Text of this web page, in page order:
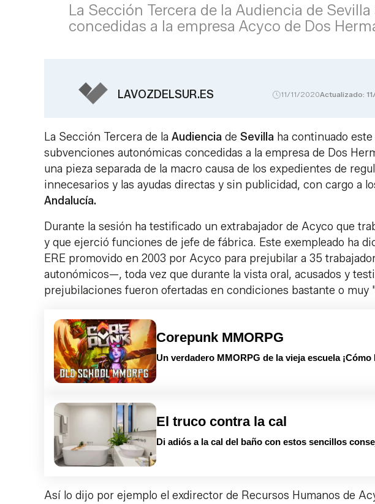
La Sección Tercera de la Audiencia de
concedidas a la empresa Acyco de Dos
LAVOZDELSUR.ES 11/11/2020Actualizado:
La Sección Tercera de la Audiencia de Sevilla ha continuado
subvenciones autonómicas concedidas a la empresa de Dos
una pieza separada de la macro causa de los expedientes de
innecesarios y las ayudas directas y sin publicidad, con cargo a
Andalucía.
Durante la sesión ha testificado un extrabajador de Acyco que
y que ejerció funciones de jefe de fábrica. Este exempleado ha
ERE promovido en 2003 por Acyco para prejubilar a 35
autonómicos—, toda vez que durante la vista oral, acusados y
prejubilaciones fueron ofertadas en condiciones bastante o muy
Corepunk MMORPG
Un verdadero MMORPG de la vieja escuela
El truco contra la cal
Di adiós a la cal del baño con estos sencillos
Así lo dijo por ejemplo el exdirector de Recursos Humanos de